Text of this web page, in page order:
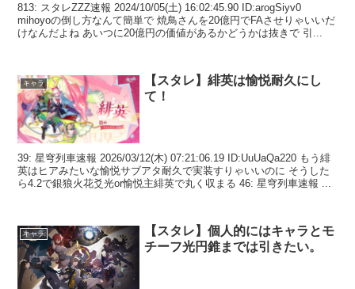
813: スタレZZZ速報 2024/10/05(土) 16:02:45.90 ID:arogSiyv0
mihoyoの倒し方なんて簡単で 焼鳥さんを20億円でFAさせりゃいいだ
けなんだよね あいつに20億円の価値があるかどうかは抜きで 引...
キャラ
【スタレ】緋英は愉悦耐久にし
て！
39: 星穹列車速報 2026/03/12(木) 07:21:06.19 ID:UuUaQa220 もう緋
英はヒアみたいな愉悦サブアタ耐久で実装すりゃいいのに そうした
ら4.2で銀狼火花爻光or愉悦主緋英で丸く収まる 46: 星穹列車速報 ...
キャラ
【スタレ】個人的にはキャラとモ
チーフ光円錐までは引きたい。